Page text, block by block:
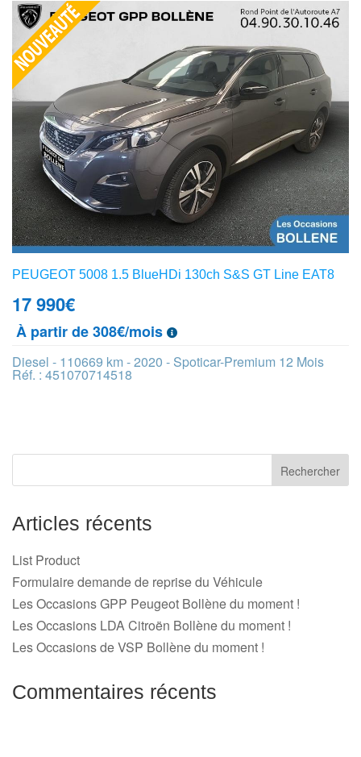
PEUGEOT 5008 1.5 BlueHDi 130ch S&S GT Line EAT8
17 990€
À partir de 308€/mois
Diesel - 110669 km - 2020 - Spoticar-Premium 12 Mois
Réf. : 451070714518
Articles récents
List Product
Formulaire demande de reprise du Véhicule
Les Occasions GPP Peugeot Bollène du moment !
Les Occasions LDA Citroën Bollène du moment !
Les Occasions de VSP Bollène du moment !
Commentaires récents